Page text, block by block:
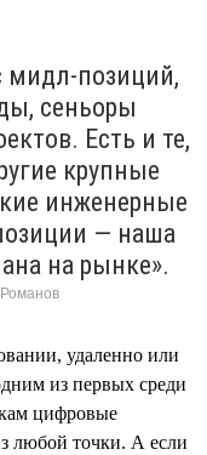
мидл-позиций,
сеньоры
Есть и те,
крупные
инженерные
— наша
на рынке».
удаленно или
из первых среди
цифровые
любой точки. А если